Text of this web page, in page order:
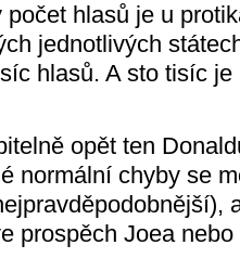
hlasů je u
jednotlivých
hlasů. A sto tisíc
opět ten
normální chyby se
prospěch Joea